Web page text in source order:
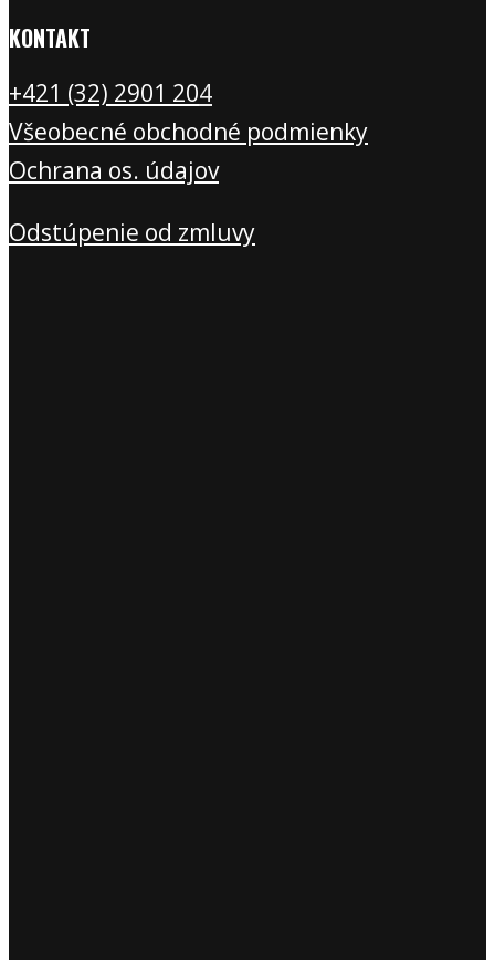
KONTAKT
+421 (32) 2901 204
Všeobecné obchodné podmienky
Ochrana os. údajov
Odstúpenie od zmluvy